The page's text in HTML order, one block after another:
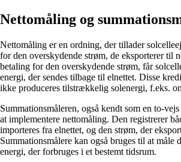
Nettomåling og
Nettomåling er en ordning, der tillader
for den overskydende strøm, de eksporterer til
betaling for den overskydende strøm, får
energi, der sendes tilbage til elnettet. Disse
ikke produceres tilstrækkelig solenergi, f.eks.
Summationsmåleren, også kendt som en to-
at implementere nettomåling. Den registrerer
importeres fra elnettet, og den strøm, der
Summationsmålere kan også bruges til at måle
energi, der forbruges i et bestemt tidsrum.